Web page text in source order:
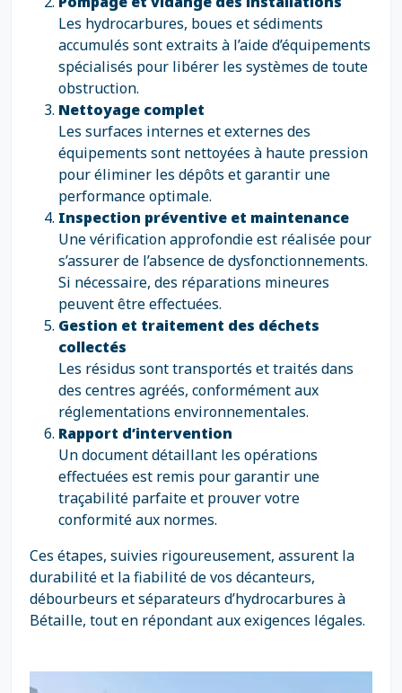
Les hydrocarbures, boues et sédiments
accumulés sont extraits à l’aide d’équipements
spécialisés pour libérer les systèmes de toute
obstruction.
Nettoyage complet
Les surfaces internes et externes des
équipements sont nettoyées à haute pression
pour éliminer les dépôts et garantir une
performance optimale.
Inspection préventive et maintenance
Une vérification approfondie est réalisée pour
s’assurer de l’absence de dysfonctionnements.
Si nécessaire, des réparations mineures
peuvent être effectuées.
Gestion et traitement des déchets
collectés
Les résidus sont transportés et traités dans
des centres agréés, conformément aux
réglementations environnementales.
Rapport d’intervention
Un document détaillant les opérations
effectuées est remis pour garantir une
traçabilité parfaite et prouver votre
conformité aux normes.
Ces étapes, suivies rigoureusement, assurent la
durabilité et la fiabilité de vos décanteurs,
débourbeurs et séparateurs d’hydrocarbures à
Bétaille, tout en répondant aux exigences légales.